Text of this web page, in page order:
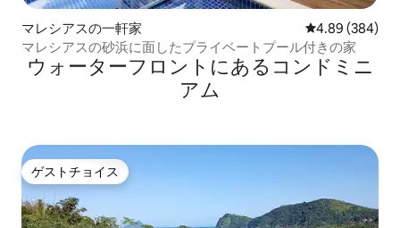
マレシアスの一軒家 レビュー384
4.89 (384)
マレシアスの砂浜に面したプライベートプール付きの家
ウォーターフロントにあるコンドミニ
アム
ゲストチョイス
ゲストチョイス